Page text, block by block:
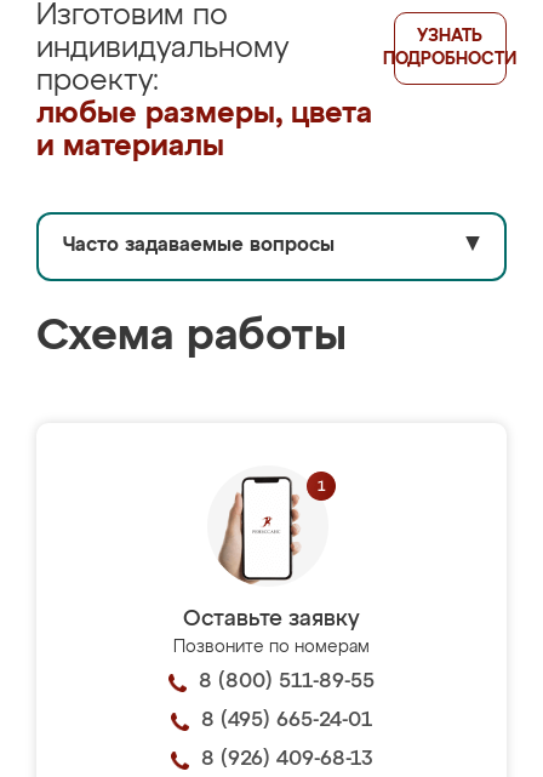
Изготовим по
индивидуальному
проекту:
любые размеры, цвета
и материалы
УЗНАТЬ
ПОДРОБНОСТИ
Часто задаваемые вопросы ▼
Схема работы
Оставьте заявку
Позвоните по номерам
8 (800) 511-89-55
8 (495) 665-24-01
8 (926) 409-68-13